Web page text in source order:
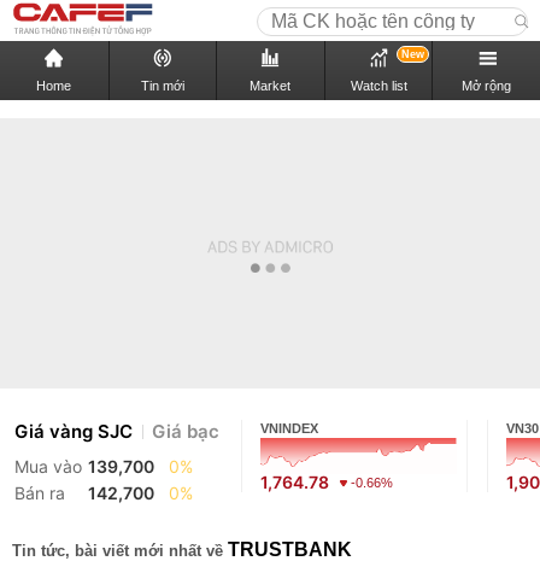
Home Tin mới Market Watch list
New
Mở rộng
Giá vàng SJC Giá bạc
Mua vào 139,700
0%
Bán ra
142,700 0%
VNINDEX
1,764.78 -0.66%
VN30
Tin tức, bài viết mới nhất về TRUSTBANK